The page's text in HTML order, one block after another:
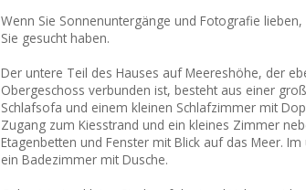
Wenn Sie Sonnenuntergänge und Fotografie lieben,
Sie gesucht haben.
Der untere Teil des Hauses auf Meereshöhe, der
Obergeschoss verbunden ist, besteht aus einer
Schlafsofa und einem kleinen Schlafzimmer mit
Zugang zum Kiesstrand und ein kleines Zimmer
Etagenbetten und Fenster mit Blick auf das Meer.
ein Badezimmer mit Dusche.